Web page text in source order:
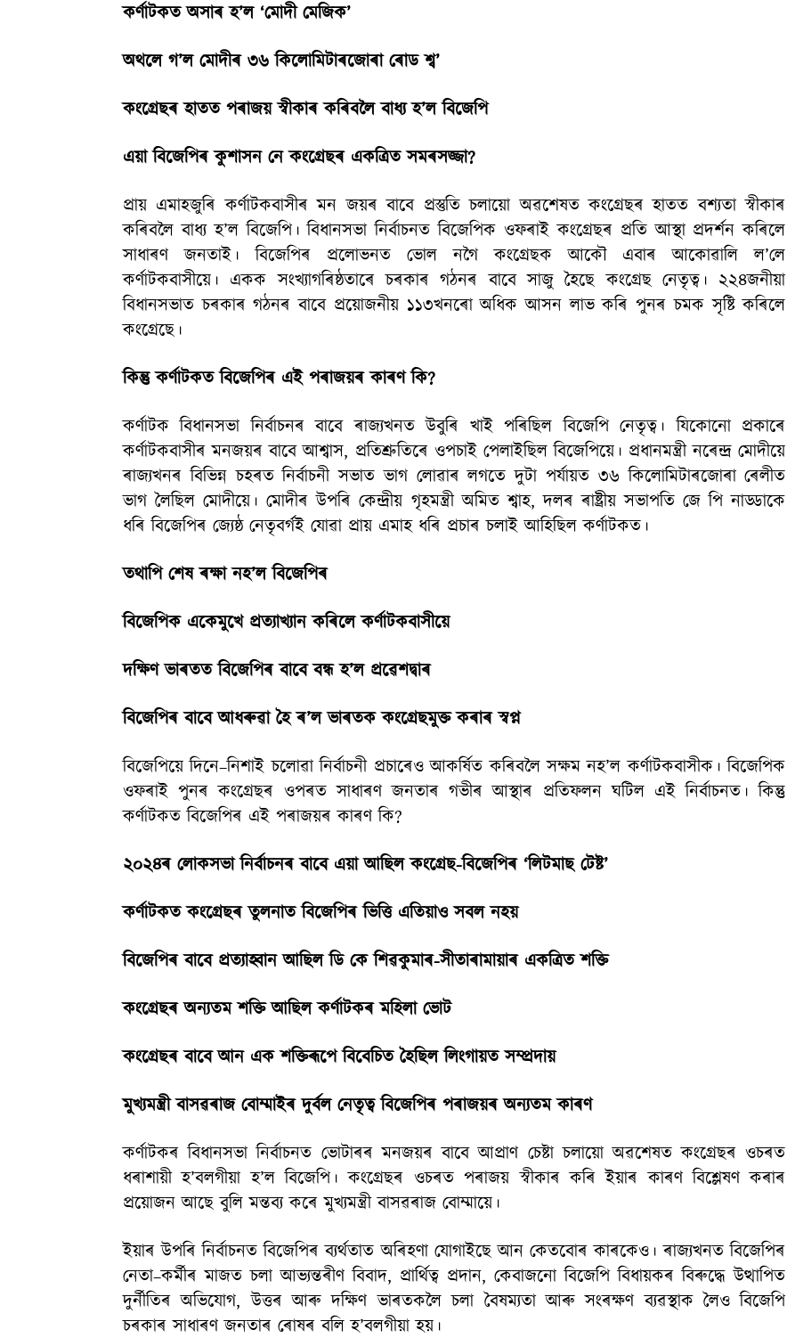
কৰ্ণাটকত অসাৰ হ’ল ‘মোদী মেজিক’
অথলে গ’ল মোদীৰ ৩৬ কিলোমিটাৰজোৰা ৰোড শ্ব’
কংগ্ৰেছৰ হাতত পৰাজয় স্বীকাৰ কৰিবলৈ বাধ্য হ’ল বিজেপি
এয়া বিজেপিৰ কুশাসন নে কংগ্ৰেছৰ একত্ৰিত সমৰসজ্জা?
প্ৰায় এমাহজুৰি কৰ্ণাটকবাসীৰ মন জয়ৰ বাবে প্ৰস্তুতি চলায়ো অৱশেষত কংগ্ৰেছৰ হাতত বশ্যতা স্বীকাৰ
কৰিবলৈ বাধ্য হ’ল বিজেপি। বিধানসভা নিৰ্বাচনত বিজেপিক ওফৰাই কংগ্ৰেছৰ প্ৰতি আস্থা প্ৰদৰ্শন কৰিলে
সাধাৰণ জনতাই। বিজেপিৰ প্ৰলোভনত ভোল নগৈ কংগ্ৰেছক আকৌ এ‍বাৰ আকোৱালি ল’লে
কৰ্ণাটকবাসীয়ে। একক সংখ্যাগৰিষ্ঠতাৰে চৰকাৰ গঠনৰ বাবে সাজু হৈছে কংগ্ৰেছ নেতৃত্ব। ২২৪জনীয়া
বিধানসভাত চৰকাৰ গঠনৰ বাবে প্ৰয়োজনীয় ১১৩খনৰো অধিক আসন লাভ কৰি পুনৰ চমক সৃষ্টি কৰিলে
কংগ্ৰেছে।
কিন্তু কৰ্ণাটকত বিজেপিৰ এই পৰাজয়ৰ কাৰণ কি?
কৰ্ণাটক বিধানসভা নিৰ্বাচনৰ বাবে ৰাজ্যখনত উবুৰি খাই পৰিছিল বিজেপি নেতৃত্ব। যিকোনো প্ৰকাৰে
কৰ্ণাটকবাসীৰ মনজয়ৰ বাবে আশ্বাস, প্ৰতিশ্ৰুতিৰে ওপচাই পেলাইছিল বিজেপিয়ে। প্ৰধানমন্ত্ৰী নৰেন্দ্ৰ মোদীয়ে
ৰাজ্যখনৰ বিভিন্ন চহৰত নিৰ্বাচনী সভাত ভাগ লোৱাৰ লগতে দুটা পৰ্যায়ত ৩৬ কিলোমিটাৰজোৰা ৰেলীত
ভাগ লৈছিল মোদীয়ে। মোদীৰ উপৰি কেন্দ্ৰীয় গৃহমন্ত্ৰী অমিত শ্বাহ, দলৰ ৰাষ্ট্ৰীয় সভাপতি জে পি নাড্ডাকে
ধৰি বিজেপিৰ জ্যেষ্ঠ নেতৃবৰ্গই যোৱা প্ৰায় এমাহ ধৰি প্ৰচাৰ চলাই আহিছিল কৰ্ণাটকত।
তথাপি শেষ ৰক্ষা নহ’ল বিজেপিৰ
বিজেপিক একেমুখে প্ৰত্যাখ্যান কৰিলে কৰ্ণাটকবাসীয়ে
দক্ষিণ ভাৰতত বিজেপিৰ বাবে বন্ধ হ’ল প্ৰৱেশদ্বাৰ
বিজেপিৰ বাবে আধৰুৱা হৈ ৰ’ল ভাৰতক কংগ্ৰেছমুক্ত কৰাৰ স্বপ্ন
বিজেপিয়ে দিনে–নিশাই চলোৱা নিৰ্বাচনী প্ৰচাৰেও আকৰ্ষিত কৰিবলৈ সক্ষম নহ’ল কৰ্ণাটকবাসীক। বিজেপিক
ওফৰাই পুনৰ কংগ্ৰেছৰ ওপৰত সাধাৰণ জনতাৰ গভীৰ আস্থাৰ প্ৰতিফলন ঘটিল এই নিৰ্বাচনত। কিন্তু
কৰ্ণাটকত বিজেপিৰ এই পৰাজয়ৰ কাৰণ কি?
২০২৪ৰ লোকসভা নিৰ্বাচনৰ বাবে এয়া আছিল কংগ্ৰেছ-বিজেপিৰ ‘লিটমাছ টেষ্ট’
কৰ্ণাটকত কংগ্ৰেছৰ তুলনাত বিজেপিৰ ভিত্তি এতিয়াও সবল নহয়
বিজেপিৰ বাবে প্ৰত্যাহ্বান আছিল ডি কে শিৱকুমাৰ-সীতাৰামায়াৰ একত্ৰিত শক্তি
কংগ্ৰেছৰ অন্যতম শক্তি আছিল কৰ্ণাটকৰ মহিলা ভোট
কংগ্ৰেছৰ বাবে আন এক শক্তিৰূপে বিবেচিত হৈছিল লিংগায়ত সম্প্ৰদায়
মুখ্যমন্ত্ৰী বাসৱৰাজ বোম্মাইৰ দুৰ্বল নেতৃত্ব বিজেপিৰ পৰাজয়ৰ অন্যতম কাৰণ
কৰ্ণাটকৰ বিধানসভা নিৰ্বাচনত ভোটাৰৰ মনজয়ৰ বাবে আপ্ৰাণ চেষ্টা চলায়ো অৱশেষত কংগ্ৰেছৰ ওচৰত
ধৰাশায়ী হ’বলগীয়া হ’ল বিজেপি। কংগ্ৰেছৰ ওচৰত পৰাজয় স্বীকাৰ কৰি ইয়াৰ কাৰণ বিশ্লেষণ কৰাৰ
প্ৰয়োজন আছে বুলি মন্তব্য কৰে মুখ্যমন্ত্ৰী বাসৱৰাজ বোম্মায়ে।
ইয়াৰ উপৰি নিৰ্বাচনত বিজেপিৰ ব্যৰ্থতাত অৰিহণা যোগাইছে আন কেতবোৰ কাৰকেও। ৰাজ্যখনত বিজেপিৰ
নেতা–কৰ্মীৰ মাজত চলা আভ্যন্তৰীণ বিবাদ, প্ৰাৰ্থিত্ব প্ৰদান, কেবাজনো বিজেপি বিধায়কৰ বিৰুদ্ধে উত্থাপিত
দুৰ্নীতিৰ অভিযোগ, উত্তৰ আৰু দক্ষিণ ভাৰতকলৈ চলা বৈষম্যতা আৰু সংৰক্ষণ ব্যৱস্থাক লৈও বিজেপি
চৰকাৰ সাধাৰণ জনতাৰ ৰোষৰ বলি হ’বলগীয়া হয়।